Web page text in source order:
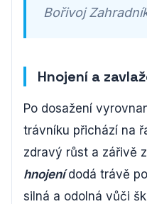
Bořivoj
Hnojení a
Po dosažení
trávníku přichází na
zdravý růst a zářivě
hnojenídodá trávě
silná a odolná vůči